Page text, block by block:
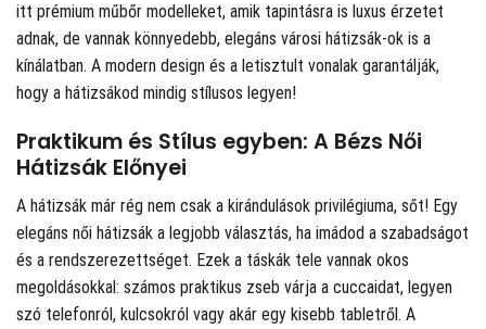
itt prémium műbőr modelleket, amik tapintásra is luxus érzetet
adnak, de vannak könnyedebb, elegáns városi hátizsák-ok is a
kínálatban. A modern design és a letisztult vonalak garantálják,
hogy a hátizsákod mindig stílusos legyen!
Praktikum és Stílus egyben: A Bézs Női
Hátizsák Előnyei
A hátizsák már rég nem csak a kirándulások privilégiuma, sőt! Egy
elegáns női hátizsák a legjobb választás, ha imádod a szabadságot
és a rendszerezettséget. Ezek a táskák tele vannak okos
megoldásokkal: számos praktikus zseb várja a cuccaidat, legyen
szó telefonról, kulcsokról vagy akár egy kisebb tabletről. A